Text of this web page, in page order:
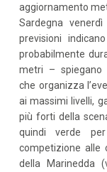
aggiornamento
Sardegna
previsioni
probabilmente
metri – spiegano
che organizza
ai massimi livelli,
più forti della
quindi verde
competizione alle
della Marinedda